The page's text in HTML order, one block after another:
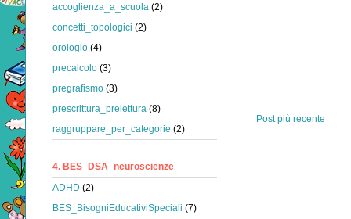
Post più recente
accoglienza_a_scuola (2)
concetti_topologici (2)
orologio (4)
precalcolo (3)
pregrafismo (3)
prescrittura_prelettura (8)
raggruppare_per_categorie (2)
4. BES_DSA_neuroscienze
ADHD (2)
BES_BisogniEducativiSpeciali (7)